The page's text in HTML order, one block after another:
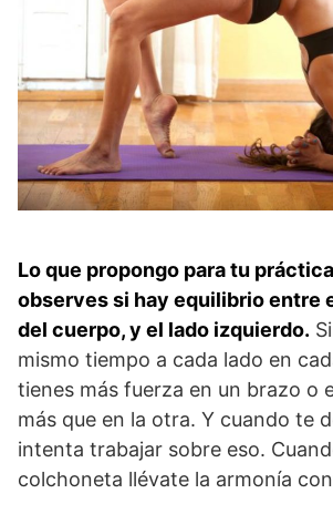
Lo que propongo para tu
observes si hay equilibrio entre
del cuerpo, y el lado izquierdo.
mismo tiempo a cada lado en
tienes más fuerza en un brazo o
más que en la otra. Y cuando te
intenta trabajar sobre eso.
colchoneta llévate la armonía